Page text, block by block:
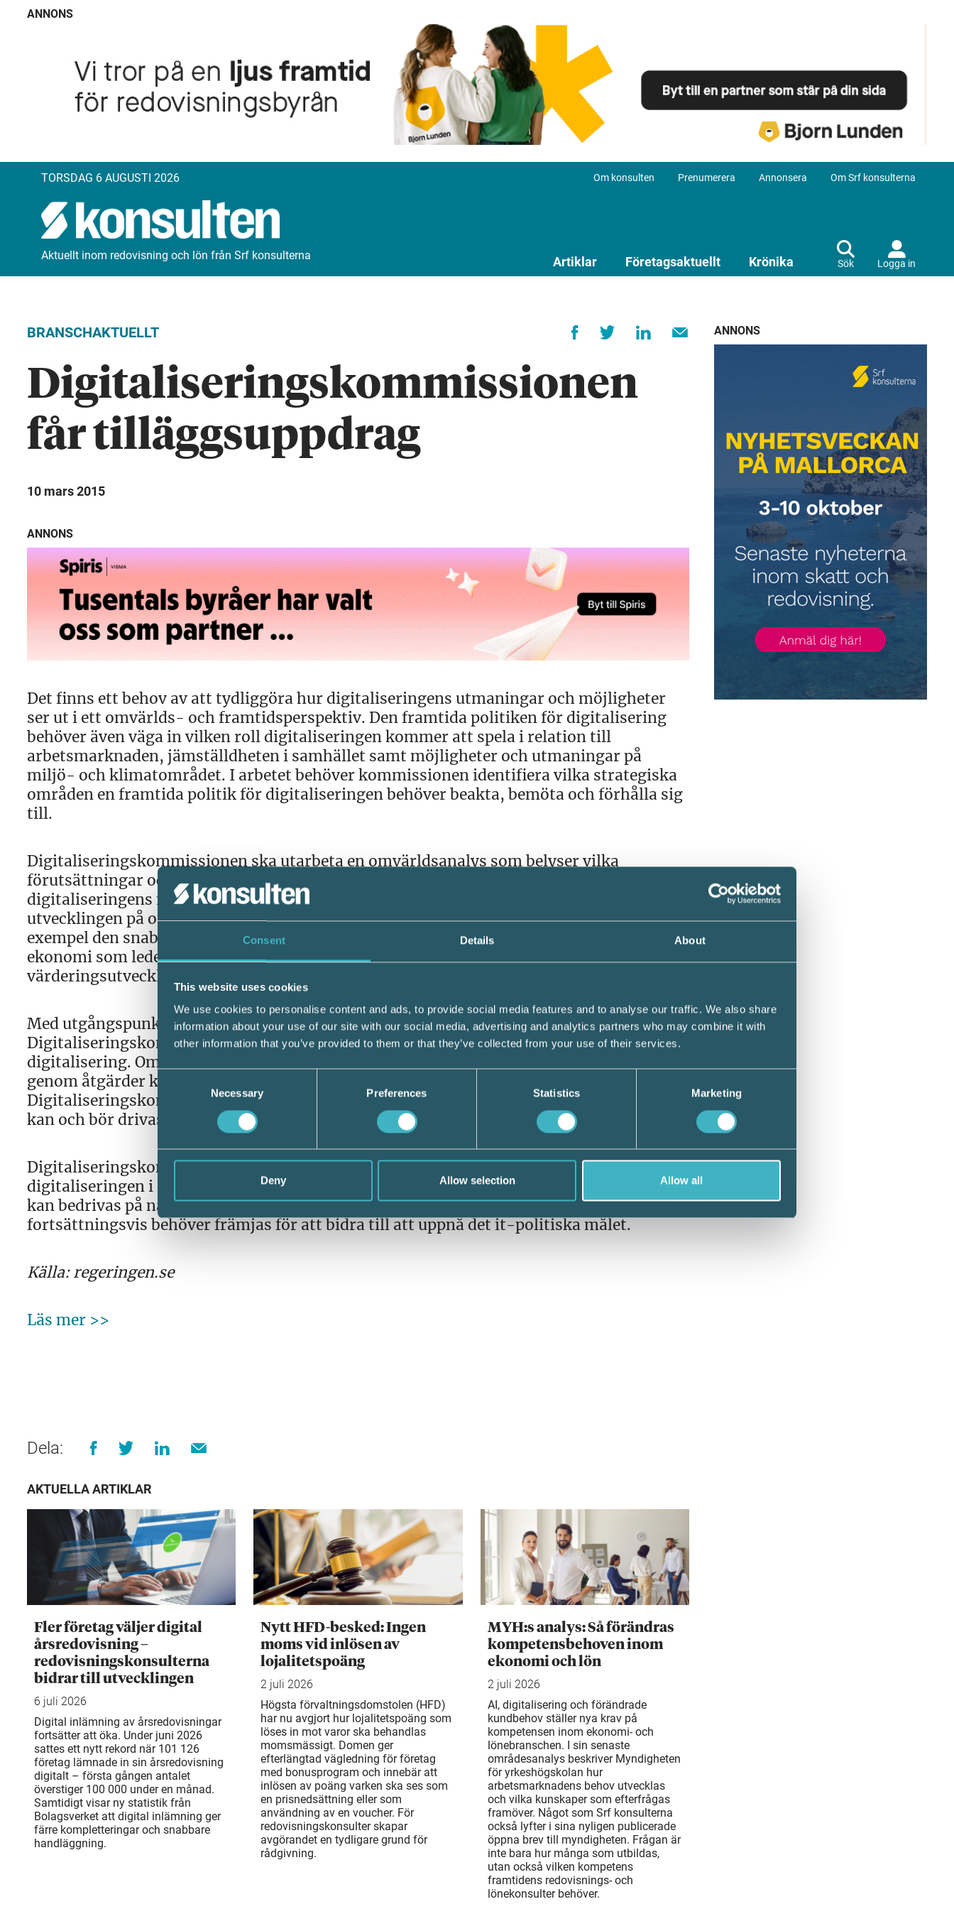
Consent Details About
This website uses cookies
We use cookies to personalise content and ads, to provide social media features and to analyse our traffic. We also share
information about your use of our site with our social media, advertising and analytics partners who may combine it with
other information that you’ve provided to them or that they’ve collected from your use of their services.
Consent
Necessary Preferences Statistics Marketing
Deny Allow selection Allow all
ANNONS
TORSDAG 6 AUGUSTI 2026 Om konsulten Prenumerera Annonsera Om Srf konsulterna
Aktuellt inom redovisning och lön från Srf konsulterna Artiklar Företagsaktuellt Krönika Sök Logga in
BRANSCHAKTUELLT
Digitaliseringskommissionen
får tilläggsuppdrag
10 mars 2015
ANNONS
Det finns ett behov av att tydliggöra hur digitaliseringens utmaningar och möjligheter
ser ut i ett omvärlds- och framtidsperspektiv. Den framtida politiken för digitalisering
behöver även väga in vilken roll digitaliseringen kommer att spela i relation till
arbetsmarknaden, jämställdheten i samhället samt möjligheter och utmaningar på
miljö- och klimatområdet. I arbetet behöver kommissionen identifiera vilka strategiska
områden en framtida politik för digitaliseringen behöver beakta, bemöta och förhålla sig
till.
Digitaliseringskommissionen ska utarbeta en omvärldsanalys som belyser vilka
förutsättningar och behov som kan komma att påverka Sveriges användande av
digitaliseringens möjligheter framöver. I omvärldsanalysen ska den internationella
utvecklingen på området belysas och hänsyn tas till de globala trenderna som till
exempel den snabba tekniska utvecklingen och en kunskapsintensiv tjänstebaserad
ekonomi som leder till innovation, miljö- och klimatutmaningar, urbanisering och
värderingsutveckling.
Med utgångspunkt i den ovan nämnda omvärldsanalysen ska
Digitaliseringskommissionen identifiera strategiska områden för en framtida politik för
digitalisering. Områdena bör utgöra sammanhållna kluster av frågeställningar som
genom åtgärder kan bidra till att uppnå det it-politiska målet.
Digitaliseringskommissionen bör tydliggöra vilka frågeställningar inom klustren som
kan och bör drivas på såväl nationell som europeisk nivå.
Digitaliseringskommissionen ska utreda vilka behov som finns av främjande av
digitaliseringen i Sverige. Analysen ska beskriva hur ett systematiskt främjandearbete
kan bedrivas på nationell nivå samt belysa uppdrag eller sakområden som
fortsättningsvis behöver främjas för att bidra till att uppnå det it-politiska målet.
Källa: regeringen.se
Läs mer >>
Dela:
AKTUELLA ARTIKLAR
Fler företag väljer digital
årsredovisning –
redovisningskonsulterna
bidrar till utvecklingen
6 juli 2026
Digital inlämning av årsredovisningar
fortsätter att öka. Under juni 2026
sattes ett nytt rekord när 101 126
företag lämnade in sin årsredovisning
digitalt – första gången antalet
överstiger 100 000 under en månad.
Samtidigt visar ny statistik från
Bolagsverket att digital inlämning ger
färre kompletteringar och snabbare
handläggning.
Nytt HFD-besked: Ingen
moms vid inlösen av
lojalitetspoäng
2 juli 2026
Högsta förvaltningsdomstolen (HFD)
har nu avgjort hur lojalitetspoäng som
löses in mot varor ska behandlas
momsmässigt. Domen ger
efterlängtad vägledning för företag
med bonusprogram och innebär att
inlösen av poäng varken ska ses som
en prisnedsättning eller som
användning av en voucher. För
redovisningskonsulter skapar
avgörandet en tydligare grund för
rådgivning.
MYH:s analys: Så förändras
kompetensbehoven inom
ekonomi och lön
2 juli 2026
AI, digitalisering och förändrade
kundbehov ställer nya krav på
kompetensen inom ekonomi- och
lönebranschen. I sin senaste
områdesanalys beskriver Myndigheten
för yrkeshögskolan hur
arbetsmarknadens behov utvecklas
och vilka kunskaper som efterfrågas
framöver. Något som Srf konsulterna
också lyfter i sina nyligen publicerade
öppna brev till myndigheten. Frågan är
inte bara hur många som utbildas,
utan också vilken kompetens
framtidens redovisnings- och
lönekonsulter behöver.
ANNONS